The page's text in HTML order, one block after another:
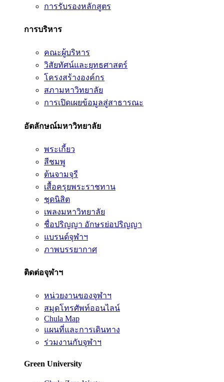
การรับรองหลักสูตร
การบริหาร
คณะผู้บริหาร
วิสัยทัศน์และยุทธศาสตร์
โครงสร้างองค์กร
สภามหาวิทยาลัย
การเปิดเผยข้อมูลสู่สาธารณะ
อัตลักษณ์มหาวิทยาลัย
พระเกี้ยว
สีชมพู
ต้นจามจุรี
เสื้อครุยพระราชทาน
ชุดนิสิต
เพลงมหาวิทยาลัย
ชื่อปริญญา อักษรย่อปริญญา
แบรนด์จุฬาฯ
ภาพบรรยากาศ
ติดต่อจุฬาฯ
หน่วยงานของจุฬาฯ
สมุดโทรศัพท์ออนไลน์
Chula Map
แผนที่และการเดินทาง
ร่วมงานกับจุฬาฯ
Green University